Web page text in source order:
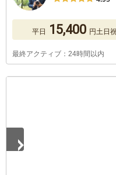
平日 15,400 円土日
最終アクティブ：24時間以内